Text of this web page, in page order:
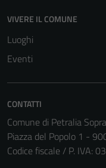
VIVERE IL COMUNE
Luoghi
Eventi
CONTATTI
Comune di Petralia
Piazza del Popolo 1 -
Codice fiscale / P. IVA: